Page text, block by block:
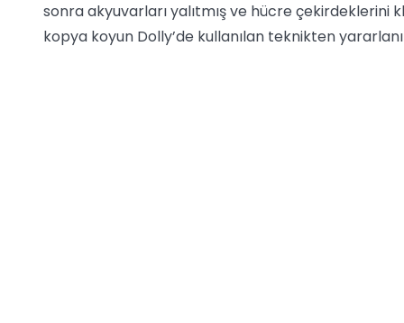
sonra akyuvarları yalıtmış ve hücre çekirdeklerini
kopya koyun Dolly’de kullanılan teknikten